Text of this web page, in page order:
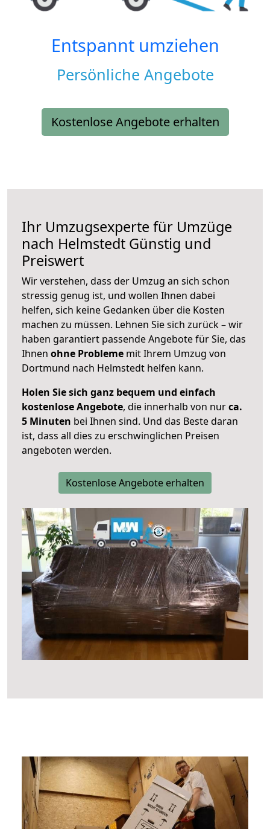
Entspannt umziehen
Persönliche Angebote
Kostenlose Angebote erhalten
Ihr Umzugsexperte für Umzüge
nach Helmstedt Günstig und
Preiswert
Wir verstehen, dass der Umzug an sich schon
stressig genug ist, und wollen Ihnen dabei
helfen, sich keine Gedanken über die Kosten
machen zu müssen. Lehnen Sie sich zurück – wir
haben garantiert passende Angebote für Sie, das
Ihnen ohne Probleme mit Ihrem Umzug von
Dortmund nach Helmstedt helfen kann.
Holen Sie sich ganz bequem und einfach
kostenlose Angebote, die innerhalb von nurca.
5 Minuten bei Ihnen sind. Und das Beste daran
ist, dass all dies zu erschwinglichen Preisen
angeboten werden.
Kostenlose Angebote erhalten